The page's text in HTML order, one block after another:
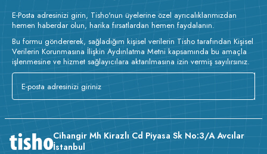
E-Posta adresinizi girin, Tisho'nun üyelerine özel ayrıcalıklarımızdan
hemen haberdar olun, harika fırsatlardan hemen faydalanın.
Bu formu göndererek, sağladığım kişisel verilerin Tisho tarafından Kişisel
Verilerin Korunmasına İlişkin Aydınlatma Metni kapsamında bu amaçla
işlenmesine ve hizmet sağlayıcılara aktarılmasına izin vermiş sayılırsınız.
Cihangir Mh Kirazlı Cd Piyasa Sk No:3/A Avcılar
İstanbul